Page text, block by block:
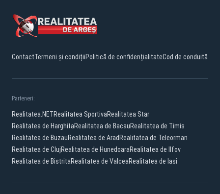
ContactTermeni și condițiiPolitică de confidențialitateCod de conduită
Parteneri:
Realitatea.NETRealitatea SportivaRealitatea Star
Realitatea de HarghitaRealitatea de BacauRealitatea de Timis
Realitatea de BuzauRealitatea de Arad Realitatea de Teleorman
Realitatea de ClujRealitatea de HunedoaraRealitatea de Ilfov
Realitatea de BistritaRealitatea de ValceaRealitatea de Iasi